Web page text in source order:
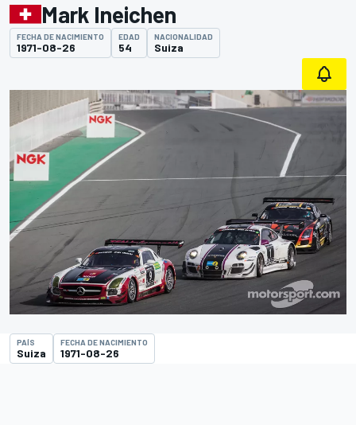
Mark Ineichen
FECHA DE NACIMIENTO
1971-08-26
EDAD
54
NACIONALIDAD
Suiza
PAÍS
Suiza
FECHA DE NACIMIENTO
1971-08-26